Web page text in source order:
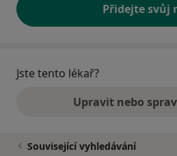
Přidejte svůj
Jste tento lékař?
Upravit nebo
Související vyhledávání